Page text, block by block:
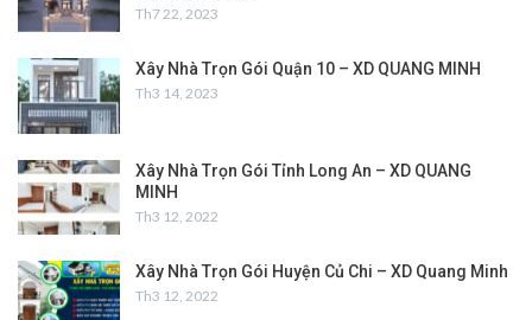
Th7 22, 2023
Xây Nhà Trọn Gói Quận 10 – XD QUANG MINH
Th3 14, 2023
Xây Nhà Trọn Gói Tỉnh Long An – XD QUANG
MINH
Th3 12, 2022
Xây Nhà Trọn Gói Huyện Củ Chi – XD Quang Minh
Th3 12, 2022